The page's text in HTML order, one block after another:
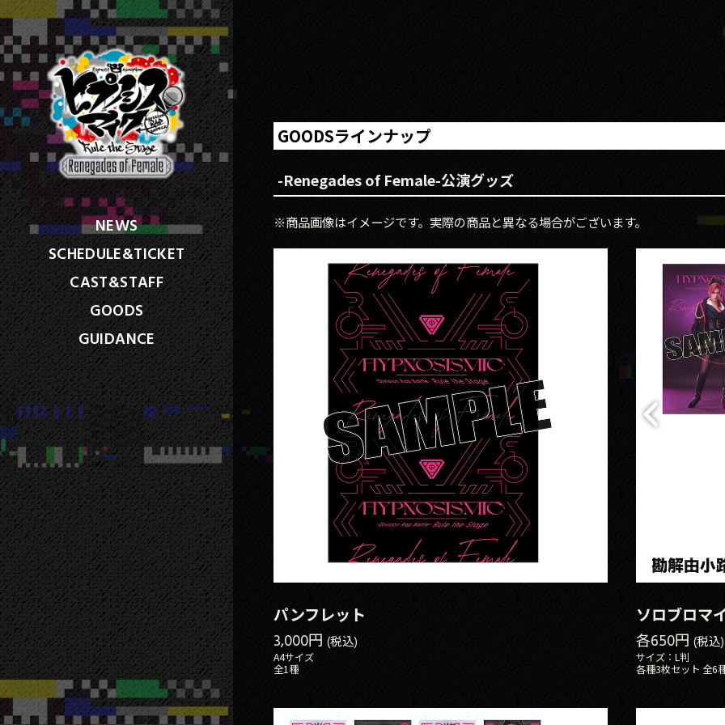
NEWS
SCHEDULE&TICKET
CAST&STAFF
GOODS
GUIDANCE
GOODSラインナップ
-Renegades of Female-公演グッズ
※商品画像はイメージです。実際の商品と異なる場合がございます。
パンフレット
3,000円 (税込)
A4サイズ
全1種
ソロブロマ
各650円 (税込)
サイズ：L判
各種3枚セット 全6